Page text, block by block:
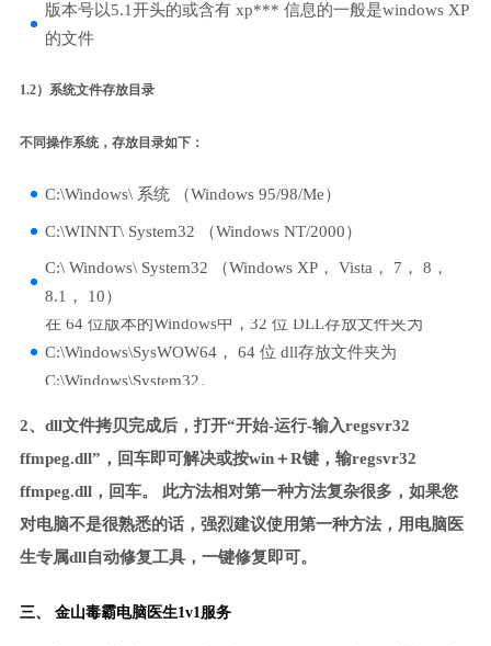
版本号以5.1开头的或含有 xp*** 信息的一般是windows XP
的文件
1.2）系统文件存放目录
不同操作系统，存放目录如下：
C:\Windows\ 系统 （Windows 95/98/Me）
C:\WINNT\ System32 （Windows NT/2000）
C:\ Windows\ System32 （Windows XP， Vista， 7， 8，
8.1， 10）
在 64 位版本的Windows中，32 位 DLL存放文件夹为
C:\Windows\SysWOW64， 64 位 dll存放文件夹为
C:\Windows\System32。
2、dll文件拷贝完成后，打开“开始-运行-输入regsvr32
ffmpeg.dll”，回车即可解决或按win＋R键，输regsvr32
ffmpeg.dll，回车。 此方法相对第一种方法复杂很多，如果您
对电脑不是很熟悉的话，强烈建议使用第一种方法，用电脑医
生专属dll自动修复工具，一键修复即可。
三、 金山毒霸电脑医生1v1服务